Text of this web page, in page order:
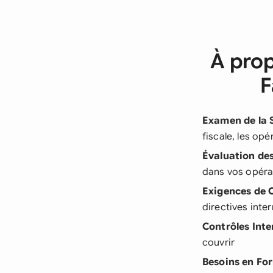
À
Examen de
fiscale, les
Évaluation
dans vos
Exigences de
directives
Contrôles
couvrir
Besoins en